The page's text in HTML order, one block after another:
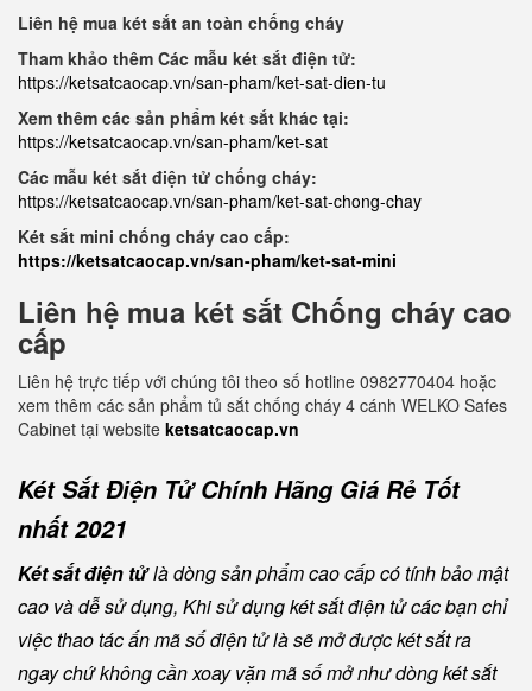
Liên hệ mua két sắt an toàn chống cháy
Tham khảo thêm Các mẫu két sắt điện tử:
https://ketsatcaocap.vn/san-pham/ket-sat-dien-tu
Xem thêm các sản phẩm két sắt khác tại:
https://ketsatcaocap.vn/san-pham/ket-sat
Các mẫu két sắt điện tử chống cháy:
https://ketsatcaocap.vn/san-pham/ket-sat-chong-chay
Két sắt mini chống cháy cao cấp:
https://ketsatcaocap.vn/san-pham/ket-sat-mini
Liên hệ mua két sắt Chống cháy cao
cấp
Liên hệ trực tiếp với chúng tôi theo số hotline 0982770404 hoặc
xem thêm các sản phẩm tủ sắt chống cháy 4 cánh WELKO Safes
Cabinet tại website ketsatcaocap.vn
Két Sắt Điện Tử Chính Hãng Giá Rẻ Tốt
nhất 2021
Két sắt điện tửlà dòng sản phẩm cao cấp có tính bảo mật
cao và dễ sử dụng, Khi sử dụng két sắt điện tử các bạn chỉ
việc thao tác ấn mã số điện tử là sẽ mở được két sắt ra
ngay chứ không cần xoay vặn mã số mở như dòng két sắt